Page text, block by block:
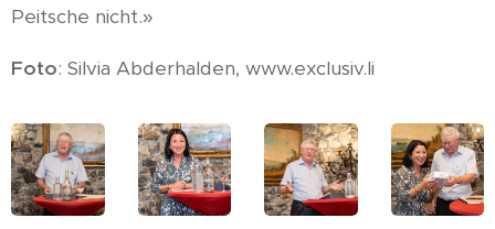
Peitsche nicht.»
Foto: Silvia Abderhalden, www.exclusiv.li